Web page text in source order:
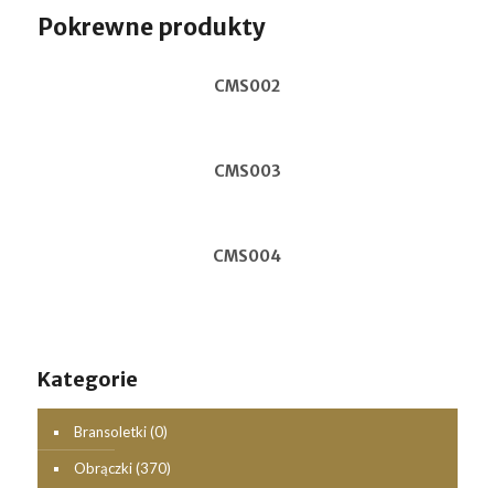
Pokrewne produkty
CMS002
CMS003
CMS004
Kategorie
Bransoletki (0)
Obrączki (370)